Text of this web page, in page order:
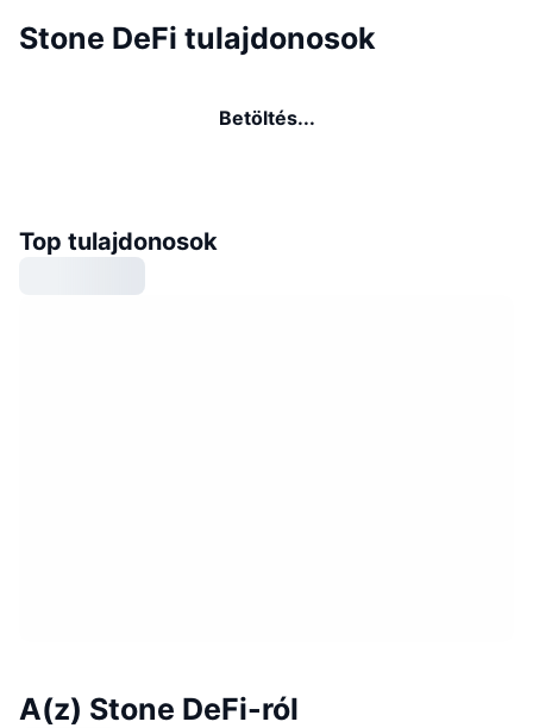
Stone DeFi tulajdonosok
Betöltés...
Top tulajdonosok
A(z) Stone DeFi-ról